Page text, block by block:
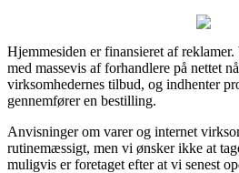
Hjemmesiden er finansieret af
med massevis af forhandlere på nettet
virksomhedernes tilbud, og indhenter
gennemfører en bestilling.
Anvisninger om varer og internet
rutinemæssigt, men vi ønsker ikke at
muligvis er foretaget efter at vi senest